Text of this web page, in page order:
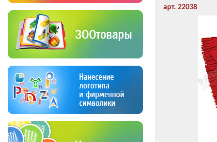
арт. 22038